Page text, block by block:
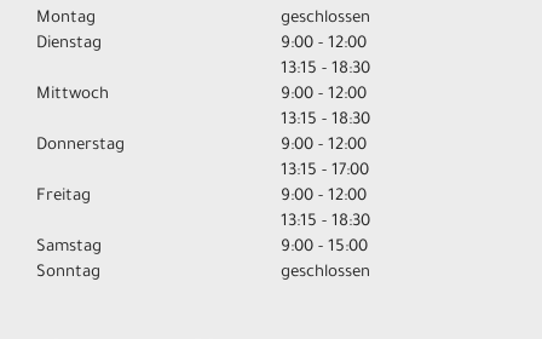
Montag
geschlossen
Dienstag
9:00 - 12:00
13:15 - 18:30
Mittwoch
9:00 - 12:00
13:15 - 18:30
Donnerstag
9:00 - 12:00
13:15 - 17:00
Freitag
9:00 - 12:00
13:15 - 18:30
Samstag
9:00 - 15:00
Sonntag
geschlossen